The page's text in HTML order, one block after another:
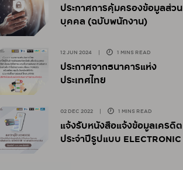
ประกาศการคุ้มครองข้อมูลส่วน
บุคคล (ฉบับพนักงาน)
12 JUN 2024 | 1 MINS READ
ประกาศจากธนาคารแห่ง
ประเทศไทย
02 DEC 2022 | 1 MINS READ
แจ้งรับหนังสือแจ้งข้อมูลเครดิต
ประจำปีรูปแบบ ELECTRONIC